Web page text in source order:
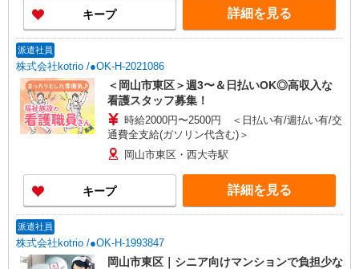
キープ 詳細を見る
派遣社員
株式会社kotrio /●OK-H-2021086
＜岡山市東区＞週3〜＆日払いOK◎高収入な
看護スタッフ募集！
時給2000円〜2500円 ＜日払い有/週払い有/交
通費全支給(ガソリン代含む)＞
岡山市東区・西大寺駅
キープ 詳細を見る
派遣社員
株式会社kotrio /●OK-H-1993847
岡山市東区｜シニア向けマンションで負担少な